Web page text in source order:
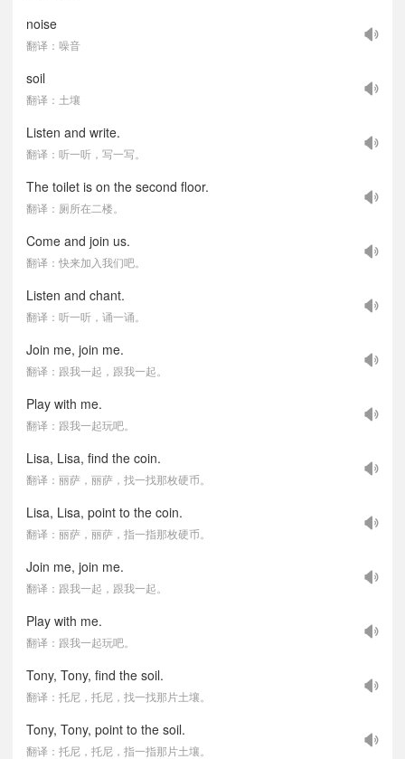
noise
翻译：噪音
soil
翻译：土壤
Listen and write.
翻译：听一听，写一写。
The toilet is on the second floor.
翻译：厕所在二楼。
Come and join us.
翻译：快来加入我们吧。
Listen and chant.
翻译：听一听，诵一诵。
Join me, join me.
翻译：跟我一起，跟我一起。
Play with me.
翻译：跟我一起玩吧。
Lisa, Lisa, find the coin.
翻译：丽萨，丽萨，找一找那枚硬币。
Lisa, Lisa, point to the coin.
翻译：丽萨，丽萨，指一指那枚硬币。
Join me, join me.
翻译：跟我一起，跟我一起。
Play with me.
翻译：跟我一起玩吧。
Tony, Tony, find the soil.
翻译：托尼，托尼，找一找那片土壤。
Tony, Tony, point to the soil.
翻译：托尼，托尼，指一指那片土壤。